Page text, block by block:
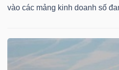
vào các mảng kinh doanh số